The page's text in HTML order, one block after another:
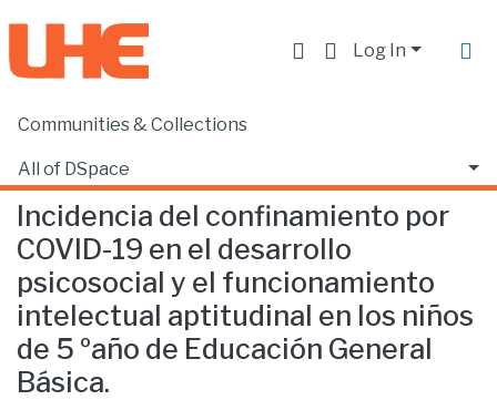
Log In
Communities & Collections
All of DSpace
Statistics
Home Facultad de Educación
Incidencia del confinamiento por
COVID-19 en el desarrollo
psicosocial y el funcionamiento
intelectual aptitudinal en los niños
de 5 ºaño de Educación General
Básica.